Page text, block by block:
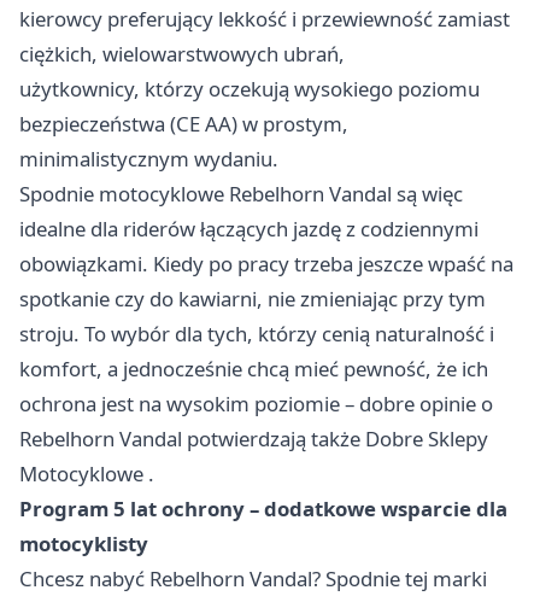
kierowcy preferujący lekkość i przewiewność zamiast
ciężkich, wielowarstwowych ubrań,
użytkownicy, którzy oczekują wysokiego poziomu
bezpieczeństwa (CE AA) w prostym,
minimalistycznym wydaniu.
Spodnie motocyklowe Rebelhorn Vandal są więc
idealne dla riderów łączących jazdę z codziennymi
obowiązkami. Kiedy po pracy trzeba jeszcze wpaść na
spotkanie czy do kawiarni, nie zmieniając przy tym
stroju. To wybór dla tych, którzy cenią naturalność i
komfort, a jednocześnie chcą mieć pewność, że ich
ochrona jest na wysokim poziomie – dobre opinie o
Rebelhorn Vandal potwierdzają także Dobre Sklepy
Motocyklowe .
Program 5 lat ochrony – dodatkowe wsparcie dla
motocyklisty
Chcesz nabyć Rebelhorn Vandal? Spodnie tej marki